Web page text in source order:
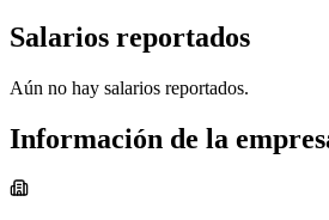
Salarios reportados
Aún no hay salarios reportados.
Información de la